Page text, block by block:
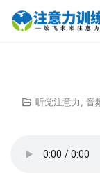
听觉注意力 音